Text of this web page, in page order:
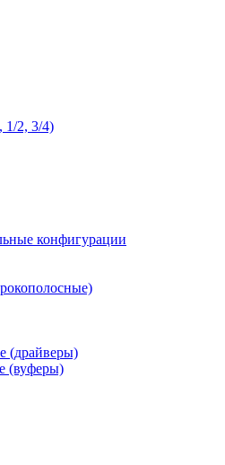
1/2, 3/4)
конфигурации
(драйверы)
(вуферы)